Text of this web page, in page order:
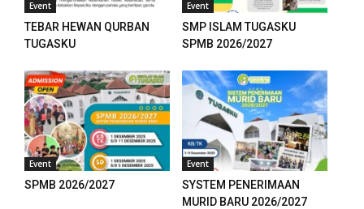
Event
TEBAR HEWAN QURBAN
TUGASKU
Event
SMP ISLAM TUGASKU
SPMB 2026/2027
Event
SPMB 2026/2027
Event
SYSTEM PENERIMAAN
MURID BARU 2026/2027